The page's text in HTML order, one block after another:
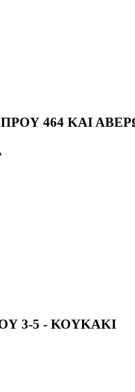
464 ΚΑΙ
3-5 - ΚΟΥΚΑΚΙ